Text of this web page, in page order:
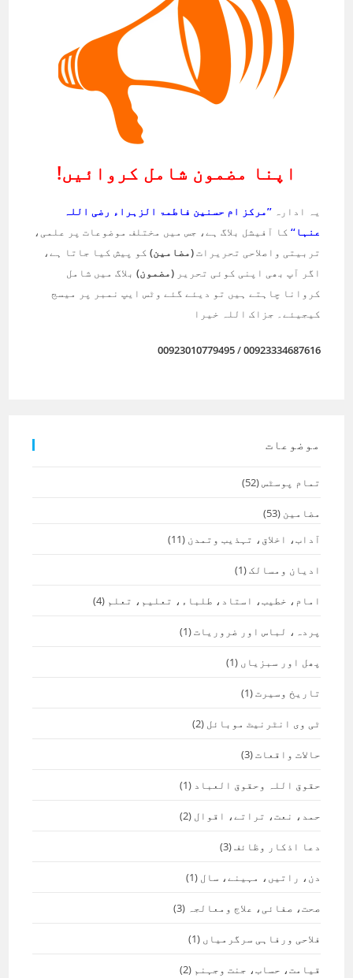
اپنا مضمون شامل کروائیں!
یہ ادارہ’’مرکز ام حسنین فاطمۃ الزہراء رضی اللہ
عنہا‘‘ کا آفیشل بلاگ ہے، جس میں مختلف موضوعات پر علمی،
تربیتی واصلاحی تحریرات(مضامین) کو پیش کیا جاتا ہے،
اگر آپ بھی اپنی کوئی تحریر(مضمون) بلاگ میں شامل
کروانا چاہتے ہیں تو دیئے گئے وٹس ایپ نمبر پر میسج
کیجیئے۔ جزاک اللہ خیرا
00923334687616
/
00923010779495
موضوعات
تمام پوسٹس(52)
مضامین (53)
آداب، اخلاق، تہذیب وتمدن (11)
ادیان ومسالک(1)
امام، خطیب، استاد، طلباء، تعلیم، تعلم (4)
پردہ، لباس اور ضروریات(1)
پھل اور سبزیاں (1)
تاریخ وسیرت(1)
ٹی وی انٹرنیٹ موبائل (2)
حالات واقعات(3)
حقوق اللہ وحقوق العباد (1)
حمد، نعت، تراتے، اقوال (2)
دعا اذکار وظائف(3)
دن، راتیں، مہینے، سال (1)
صحت، صفائی، علاج ومعالجہ (3)
فلاحی ورفاہی سرگرمیاں (1)
قیامت، حساب، جنت وجہنم (2)